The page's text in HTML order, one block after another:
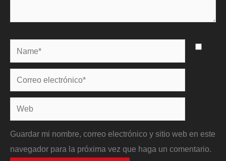
Name*
Correo
electrónico*
Web
Guardar mi nombre, correo electrónico y sitio web en este
navegador para la próxima vez que haga un comentario.